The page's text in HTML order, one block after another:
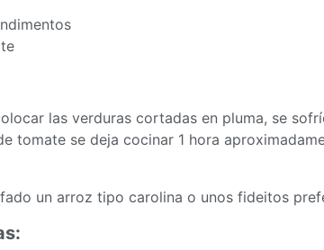
las verduras cortadas en pluma, se
tomate se deja cocinar 1 hora
un arroz tipo carolina o unos fideitos